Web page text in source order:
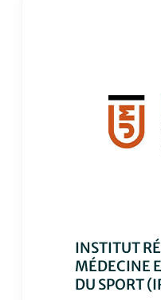
INSTITUT
MÉDECINE
DU SPORT